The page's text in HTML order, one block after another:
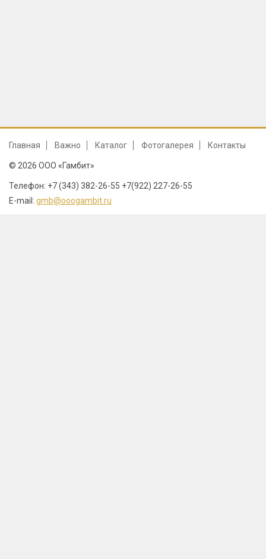
Главная Важно Каталог Фотогалерея Контакты
© 2026 ООО «Гамбит»
Телефон: +7 (343) 382-26-55 +7(922) 227-26-55
E-mail: gmb@ooogambit.ru